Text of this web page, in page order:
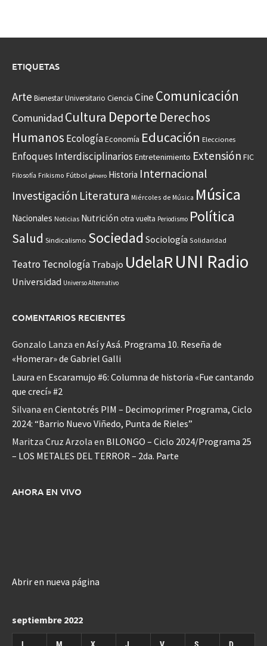
ETIQUETAS
Arte Bienestar Universitario Ciencia CineComunicación
Comunidad Cultura Deporte Derechos
Humanos EcologíaEconomía Educación Elecciones
Enfoques Interdisciplinarios Entretenimiento Extensión FIC
Filosofía Frikismo Fútbol género Historia Internacional
Investigación Literatura Miércoles de Música Música
Nacionales Noticias Nutrición otra vuelta Periodismo Política
Salud Sindicalismo Sociedad Sociología Solidaridad
Teatro Tecnología Trabajo UdelaRUNI Radio
Universidad Universo Alternativo
COMENTARIOS RECIENTES
Gonzalo Lanza en Así y Asá. Programa 10. Reseña de
«Homerar» de Gabriel Galli
Laura en Escaramujo #6: Columna de historia «Fue cantando
que crecí» #2
Silvana en Cientotrés PIM – Decimoprimer Programa, Ciclo
2024: “Barrio Nuevo Viñedo, Punta de Rieles”
Maritza Cruz Arzola en BILONGO – Ciclo 2024/Programa 25
– LOS METALES DEL TERROR – 2da. Parte
AHORA EN VIVO
Abrir en nueva página
septiembre 2022